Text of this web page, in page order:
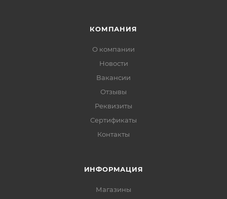
КОМПАНИЯ
О компании
Новости
Вакансии
Отзывы
Реквизиты
Сертификаты
Контакты
ИНФОРМАЦИЯ
Магазины